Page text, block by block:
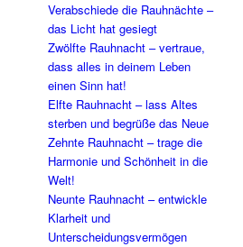
Verabschiede die Rauhnächte –
das Licht hat gesiegt
Zwölfte Rauhnacht – vertraue,
dass alles in deinem Leben
einen Sinn hat!
Elfte Rauhnacht – lass Altes
sterben und begrüße das Neue
Zehnte Rauhnacht – trage die
Harmonie und Schönheit in die
Welt!
Neunte Rauhnacht – entwickle
Klarheit und
Unterscheidungsvermögen